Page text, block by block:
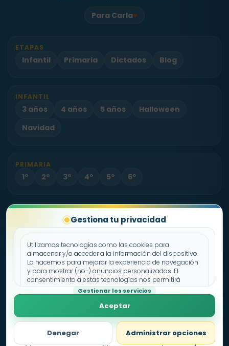
Gestiona tu privacidad
Utilizamos tecnologías como las cookies para
almacenar y/o acceder a la información del dispositivo.
Lo hacemos para mejorar la experiencia de navegación
y para mostrar (no-) anuncios personalizados. El
consentimiento a estas tecnologías nos permitirá
procesar datos como el comportamiento de
navegación o los ID's únicos en este sitio. No consentir o
retirar el consentimiento, puede afectar negativamente a
Gestionar los servicios
Aceptar
Denegar Administrar opciones
Para Carla♥
ETAPAS
Infantil Primaria Dictados Blog
INFANTIL
3 años 4 años 5 años
Halloween
Navidad
PRIMARIA
1º 2º 3º 4º 5º 6º
Sobre Fichas.es Contacto
Política de cookies
Declaración de privacidad
Aviso legal